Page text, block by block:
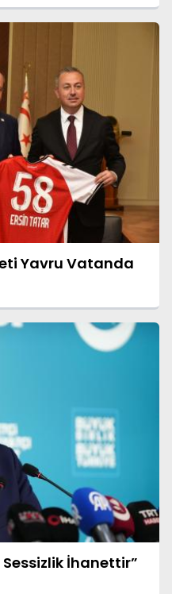
Partisi Heyeti Yavru Vatanda
Sessizlik İhanettir”